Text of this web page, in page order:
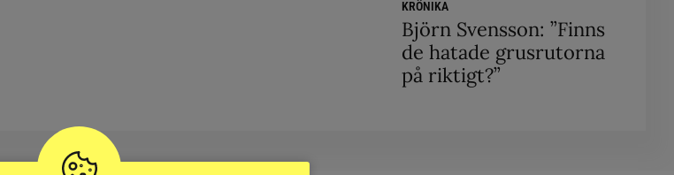
KRÖNIKA
Björn Svensson: ”Finns
de hatade grusrutorna
på riktigt?”